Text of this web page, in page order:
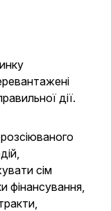
дії.
сім
фінансування,